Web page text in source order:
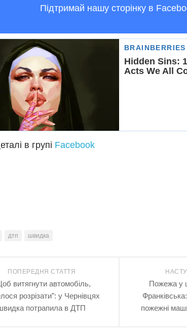
Підтримай нашу сторінку в
в групі Facebook
дтп швидка
Пожежа у
пожежні
ПОПЕРЕДНЯ СТАТТЯ
витягнути автомобіль,
розрізати”: у Чернівцях
потрапила в ДТП